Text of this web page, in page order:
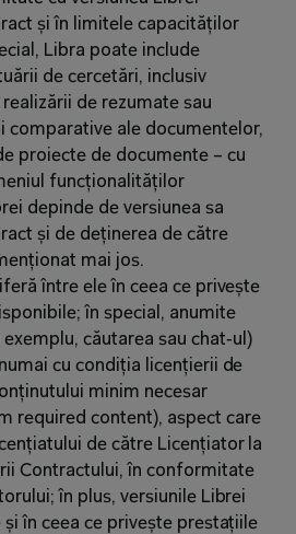
și în limitele capacităților
Libra poate include
de cercetări, inclusiv
de rezumate sau
comparative ale documentelor,
proiecte de documente – cu
funcționalităților
depinde de versiunea sa
și de deținerea de către
mai jos.
între ele în ceea ce privește
în special, anumite
căutarea sau chat‑ul)
cu condiția licențierii de
minim necesar
required content), aspect care
de către Licențiator la
Contractului, în conformitate
în plus, versiunile Librei
în ceea ce privește prestațiile